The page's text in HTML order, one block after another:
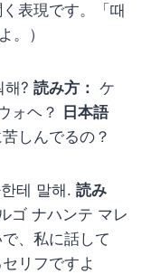
表現です。「때
。）
해? 読み方： ケ
ォヘ？
日本語
しんでるの？
테 말해. 読み
ゴ ナハンテ マレ
、私に話して
リフですよ